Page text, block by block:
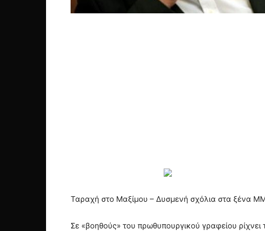
Ταραχή στο Μαξίμου – Δυσμενή σχόλια στα ξένα
Σε «βοηθούς» του πρωθυπουργικού γραφείου